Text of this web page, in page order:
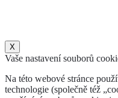
X
Vaše nastavení souborů
Na této webové stránce
technologie (společně též